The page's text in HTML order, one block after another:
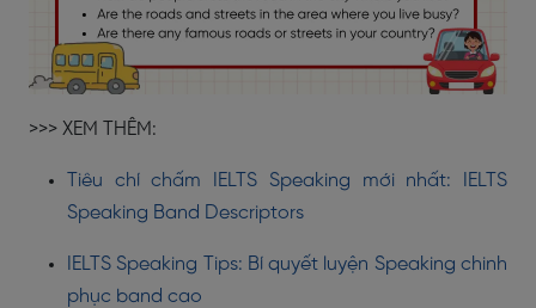
>>> XEM THÊM:
Tiêu chí chấm IELTS Speaking mới nhất: IELTS
Speaking Band Descriptors
IELTS Speaking Tips: Bí quyết luyện Speaking chinh
phục band cao